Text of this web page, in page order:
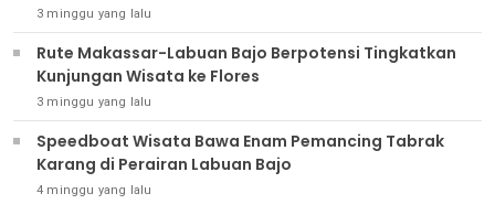
3 minggu yang lalu
Rute Makassar-Labuan Bajo Berpotensi Tingkatkan
Kunjungan Wisata ke Flores
3 minggu yang lalu
Speedboat Wisata Bawa Enam Pemancing Tabrak
Karang di Perairan Labuan Bajo
4 minggu yang lalu